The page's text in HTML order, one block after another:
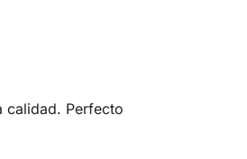
calidad. Perfecto